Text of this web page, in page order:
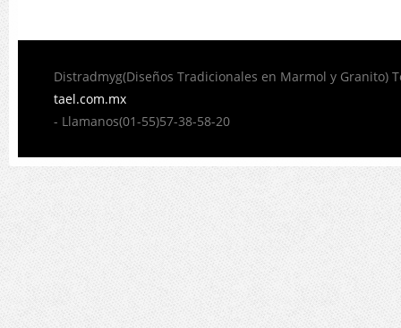
Distradmyg(Diseños Tradicionales en Marmol y Granito)
tael.com.mx
- Llamanos(01-55)57-38-58-20